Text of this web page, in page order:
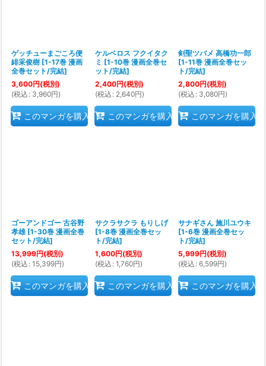
ゲッチューまごころ便
緋采俊樹 [1-17巻 漫画
全巻セット/完結]
3,600円(税別)
(税込 : 3,960円)
このマンガを購入
ケルベロス フクイタク
ミ [1-10巻 漫画全巻セ
ット/完結]
2,400円(税別)
(税込 : 2,640円)
このマンガを購入
剣聖ツバメ 高橋功一郎
[1-11巻 漫画全巻セッ
ト/完結]
2,800円(税別)
(税込 : 3,080円)
このマンガを購入
ゴーアンドゴー 古谷野
孝雄 [1-30巻 漫画全巻
セット/完結]
13,999円(税別)
(税込 : 15,399円)
このマンガを購入
サクラサクラ もりしげ
[1-8巻 漫画全巻セッ
ト/完結]
1,600円(税別)
(税込 : 1,760円)
このマンガを購入
サナギさん 施川ユウキ
[1-6巻 漫画全巻セッ
ト/完結]
5,999円(税別)
(税込 : 6,599円)
このマンガを購入